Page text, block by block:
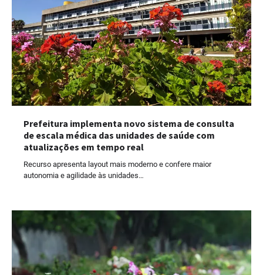
Prefeitura implementa novo sistema de consulta
de escala médica das unidades de saúde com
atualizações em tempo real
Recurso apresenta layout mais moderno e confere maior
autonomia e agilidade às unidades…